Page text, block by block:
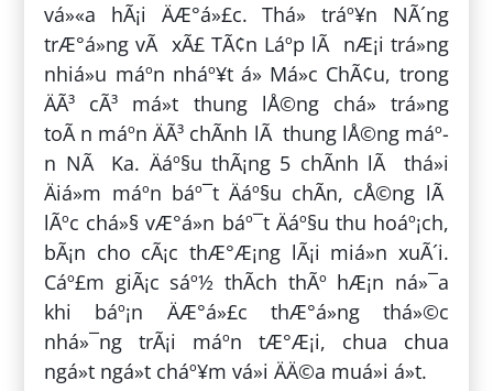
vá»«a hÃ¡i ÄÆ°á»£c. Thá» tráº¥n NÃ´ng
trÆ°á»ng vÃ xÃ£ TÃ¢n Láº­p lÃ nÆ¡i trá»ng
nhiá»u máº­n nháº¥t á» Má»c ChÃ¢u, trong
ÄÃ³ cÃ³ má»t thung lÅ©ng chá» trá»ng
toÃ n máº­n ÄÃ³ chÃ­nh lÃ thung lÅ©ng máº­
n NÃ Ka. Äáº§u thÃ¡ng 5 chÃ­nh lÃ thá»i
Äiá»m máº­n báº¯t Äáº§u chÃ­n, cÅ©ng lÃ
lÃºc chá»§ vÆ°á»n báº¯t Äáº§u thu hoáº¡ch,
bÃ¡n cho cÃ¡c thÆ°Æ¡ng lÃ¡i miá»n xuÃ´i.
Cáº£m giÃ¡c sáº½ thÃ­ch thÃº hÆ¡n ná»¯a
khi báº¡n ÄÆ°á»£c thÆ°á»ng thá»©c
nhá»¯ng trÃ¡i máº­n tÆ°Æ¡i, chua chua
ngá»t ngá»t cháº¥m vá»i ÄÄ©a muá»i á»t.